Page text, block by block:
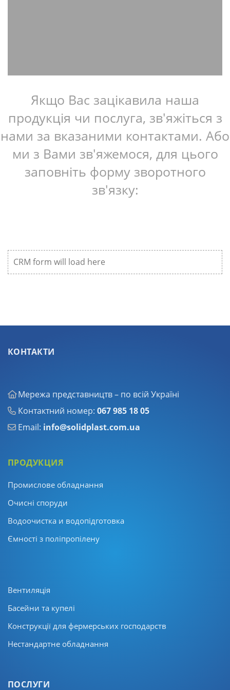
Якщо Вас зацікавила наша
продукція чи послуга, зв'яжіться з
нами за вказаними контактами. Або
ми з Вами зв'яжемося, для цього
заповніть форму зворотного
зв'язку:
CRM form will load here
КОНТАКТИ
Мережа представництв – по всій Україні
Контактний номер: 067 985 18 05
Email: info@solidplast.com.ua
ПРОДУКЦИЯ
Промислове обладнання
Очисні споруди
Водоочистка и водопідготовка
Ємності з поліпропілену
Вентиляція
Басейни та купелі
Конструкції для фермерських господарств
Нестандартне обладнання
ПОСЛУГИ